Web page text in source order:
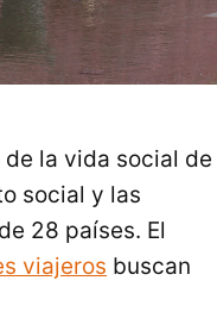
la vida social de
social y las
28 países. El
viajeros buscan